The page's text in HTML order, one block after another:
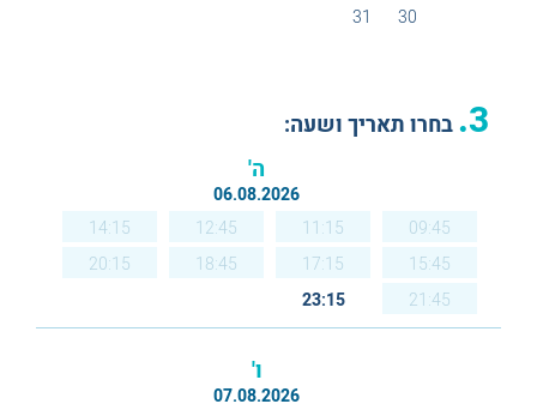
30
31
3. בחרו תאריך ושעה:
ה'
06.08.2026
09:45
11:15
12:45
14:15
15:45
17:15
18:45
20:15
21:45
23:15
ו'
07.08.2026